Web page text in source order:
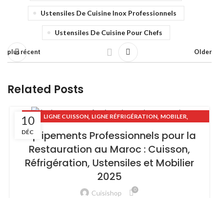
Ustensiles De Cuisine Inox Professionnels
Ustensiles De Cuisine Pour Chefs
plus récent Older
Related Posts
10
DÉC
LIGNE CUISSON, LIGNE RÉFRIGÉRATION, MOBILER,
Équipements Professionnels pour la
Restauration au Maroc : Cuisson,
Réfrigération, Ustensiles et Mobilier
2025
Cuisishop 0